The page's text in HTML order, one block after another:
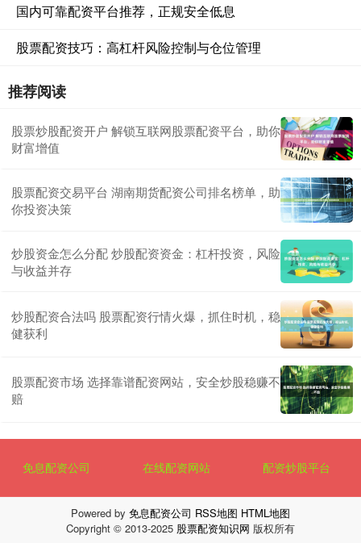
国内可靠配资平台推荐，正规安全低息
股票配资技巧：高杠杆风险控制与仓位管理
推荐阅读
股票炒股配资开户 解锁互联网股票配资平台，助你
财富增值
股票配资交易平台 湖南期货配资公司排名榜单，助
你投资决策
炒股资金怎么分配 炒股配资资金：杠杆投资，风险
与收益并存
炒股配资合法吗 股票配资行情火爆，抓住时机，稳
健获利
股票配资市场 选择靠谱配资网站，安全炒股稳赚不
赔
免息配资公司 在线配资网站 配资炒股平台
Powered by 免息配资公司 RSS地图 HTML地图
Copyright © 2013-2025 股票配资知识网 版权所有